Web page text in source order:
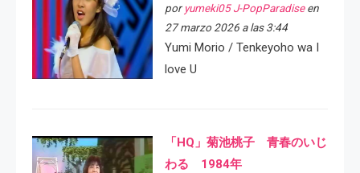
por yumeki05 J-PopParadiseen
27 marzo 2026 a las 3:44
Yumi Morio / Tenkeyoho wa I
love U
「HQ」菊池桃子 青春のいじ
わる 1984年